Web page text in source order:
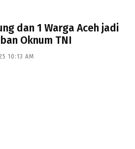
dan 1 Warga Aceh jadi
Oknum TNI
10:13 AM